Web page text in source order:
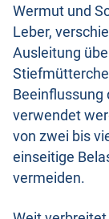
Wermut und
Leber,
Ausleitung
Beeinflussung
verwendet
von zwei bis
einseitige
vermeiden.